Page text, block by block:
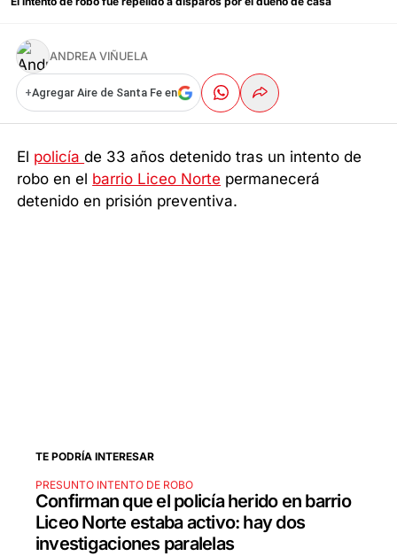
ANDREA VIÑUELA
+Agregar Aire de Santa Fe en
El policíade 33 años detenido tras un intento de
robo en el barrio Liceo Norte permanecerá
detenido en prisión preventiva.
TE PODRÍA INTERESAR
PRESUNTO INTENTO DE ROBO
Confirman que el policía herido en barrio
Liceo Norte estaba activo: hay dos
investigaciones paralelas